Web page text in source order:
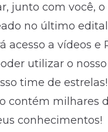
junto com você,
no último
acesso a vídeos
utilizar o
time de estrelas!
contém milhares
conhecimentos!